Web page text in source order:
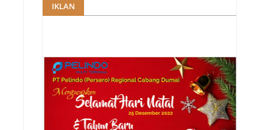
IKLAN